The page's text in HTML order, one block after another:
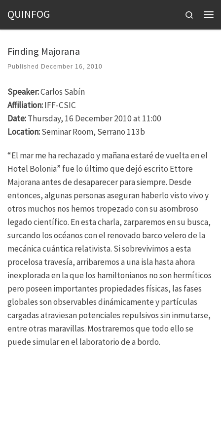
Skip to content
QUINFOG
Search
Finding Majorana
Published December 16, 2010
Speaker:Carlos Sabín
Affiliation:IFF-CSIC
Date:Thursday, 16 December 2010 at 11:00
Location:Seminar Room, Serrano 113b
“El mar me ha rechazado y mañana estaré de vuelta en el
Hotel Bolonia” fue lo último que dejó escrito Ettore
Majorana antes de desaparecer para siempre. Desde
entonces, algunas personas aseguran haberlo visto vivo y
otros muchos nos hemos tropezado con su asombroso
legado científico. En esta charla, zarparemos en su busca,
surcando los océanos con el renovado barco velero de la
mecánica cuántica relativista. Si sobrevivimos a esta
procelosa travesía, arribaremos a una isla hasta ahora
inexplorada en la que los hamiltonianos no son hermíticos
pero poseen importantes propiedades físicas, las fases
globales son observables dinámicamente y partículas
cargadas atraviesan potenciales repulsivos sin inmutarse,
entre otras maravillas. Mostraremos que todo ello se
puede simular en el laboratorio de a bordo.